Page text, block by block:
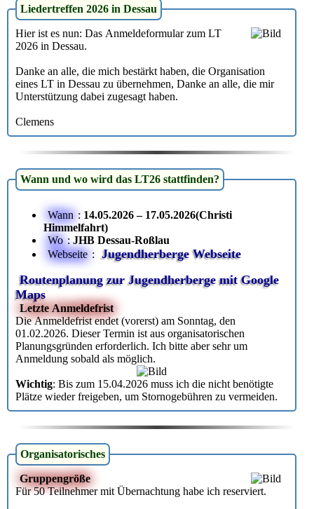
Liedertreffen 2026 in Dessau
Hier ist es nun: Das Anmeldeformular zum LT
2026 in Dessau.
Danke an alle, die mich bestärkt haben, die Organisation
eines LT in Dessau zu übernehmen, Danke an alle, die mir
Unterstützung dabei zugesagt haben.
Clemens
Wann und wo wird das LT26 stattfinden?
Wann : 14.05.2026 – 17.05.2026(Christi
Himmelfahrt)
Wo : JHB Dessau-Roßlau
Webseite :
Jugendherberge Webseite
Routenplanung zur Jugendherberge mit Google
Maps
Letzte Anmeldefrist
Die Anmeldefrist endet (vorerst) am Sonntag, den
01.02.2026. Dieser Termin ist aus organisatorischen
Planungsgründen erforderlich. Ich bitte aber sehr um
Anmeldung sobald als möglich.
Wichtig: Bis zum 15.04.2026 muss ich die nicht benötigte
Plätze wieder freigeben, um Stornogebühren zu vermeiden.
Organisatorisches
Gruppengröße
Für 50 Teilnehmer mit Übernachtung habe ich reserviert.